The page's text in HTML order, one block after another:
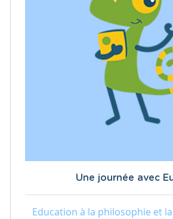
Une journée avec
Education à la philosophie et